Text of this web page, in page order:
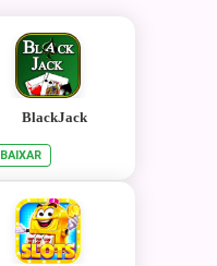
BlackJack
BAIXAR